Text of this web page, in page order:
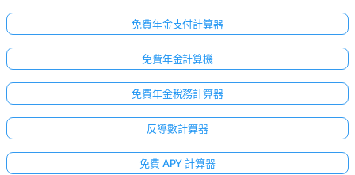
免費年金支付計算器
免費年金計算機
免費年金稅務計算器
反導數計算器
免費 APY 計算器